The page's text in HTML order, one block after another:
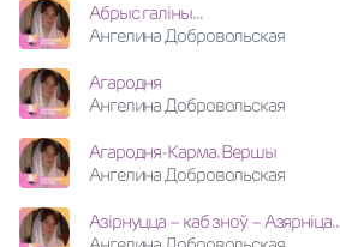
Абрыс галiны...
Ангелина Добровольская
Агародня
Ангелина Добровольская
Агародня-Карма. Вершы
Ангелина Добровольская
Азірнуцца – каб зноў –